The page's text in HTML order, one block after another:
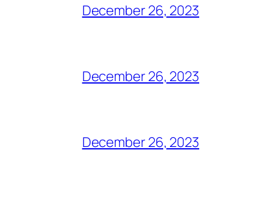
December 26, 2023
December 26, 2023
December 26, 2023